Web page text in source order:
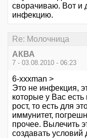
сворачиваю. Вот и
инфекцию.
Re: Молочница
АКВА
7 - 03.08.2010 - 06:23
6-xxxman >
Это не инфекция,
которые у Вас
рост, то есть для
иммунитет,
прочее. Вылечить
создавать